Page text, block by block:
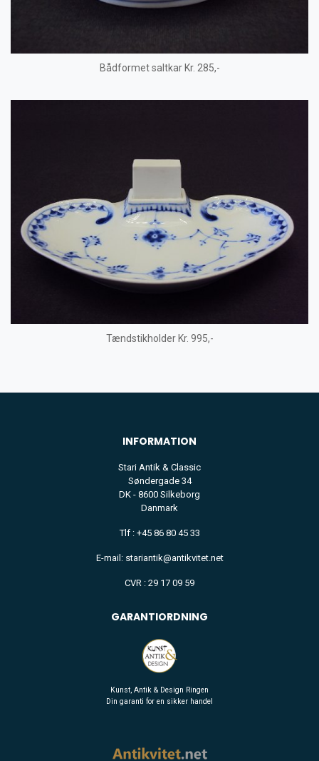
Bådformet saltkar Kr. 285,-
Tændstikholder Kr. 995,-
INFORMATION
Stari Antik & Classic
Søndergade 34
DK - 8600 Silkeborg
Danmark
Tlf : +45 86 80 45 33
E-mail: stariantik@antikvitet.net
CVR : 29 17 09 59
GARANTIORDNING
Kunst, Antik & Design Ringen
Din garanti for en sikker handel